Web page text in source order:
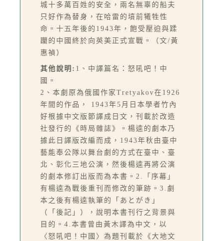
城十多萬百姓的安全，兩名無辜的船夫
只好作為替身，在哈雷的墳前犧牲性
命。十五年後的1943年，飽受壓迫與蹂
躪的中國終於向英美正式宣戰。（文/黃
惠禎）
其他說明: 1、中譯篇名：怒吼吧！中
國。
2、本劇原為俄國作家Tretyakov在1926
年間的作品， 1943年5月日本學者竹內
好根據中文版節譯成日文，刊載於改造
社發行的《時局雜誌》。楊逵的劇本乃
據此日譯版改編而成，1943年秋由臺中
藝能奉公隊以舞台劇的方式在臺中、臺
北、彰化三地公演，然後楊逵再將公演
的劇本修訂出版而為本書。2.「序幕」
有楊逵為戰後重刊而修改的筆跡。3.劇
本之後有楊逵執筆的「あとがき」
（「後記」），說明本書刊行之背景與
目的。4.本書曾由黃木譯為中文，以
〈怒吼吧！中國〉為題刊載於《大地文